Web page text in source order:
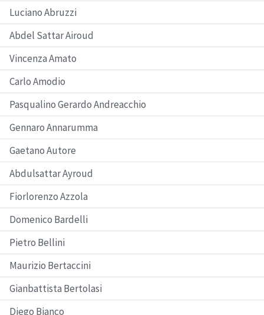
Luciano Abruzzi
Abdel Sattar Airoud
Vincenza Amato
Carlo Amodio
Pasqualino Gerardo Andreacchio
Gennaro Annarumma
Gaetano Autore
Abdulsattar Ayroud
Fiorlorenzo Azzola
Domenico Bardelli
Pietro Bellini
Maurizio Bertaccini
Gianbattista Bertolasi
Diego Bianco